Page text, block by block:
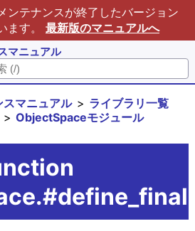
ンテナンスが終了したバージョン
ます。 最新版のマニュアルへ
マニュアル
マニュアル
ライブラリ一覧
ObjectSpaceモジュール